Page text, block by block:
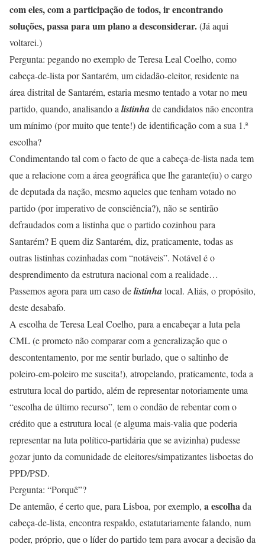
com eles, com a participação de todos, ir encontrando
soluções, passa para um plano a desconsiderar.(Já aqui
voltarei.)
Pergunta: pegando no exemplo de Teresa Leal Coelho, como
cabeça-de-lista por Santarém, um cidadão-eleitor, residente na
área distrital de Santarém, estaria mesmo tentado a votar no meu
partido, quando, analisando a listinhade candidatos não encontra
um mínimo (por muito que tente!) de identificação com a sua 1.ª
escolha?
Condimentando tal com o facto de que a cabeça-de-lista nada tem
que a relacione com a área geográfica que lhe garante(iu) o cargo
de deputada da nação, mesmo aqueles que tenham votado no
partido (por imperativo de consciência?), não se sentirão
defraudados com a listinha que o partido cozinhou para
Santarém? E quem diz Santarém, diz, praticamente, todas as
outras listinhas cozinhadas com “notáveis”. Notável é o
desprendimento da estrutura nacional com a realidade…
Passemos agora para um caso delistinhalocal. Aliás, o propósito,
deste desabafo.
A escolha de Teresa Leal Coelho, para a encabeçar a luta pela
CML (e prometo não comparar com a generalização que o
descontentamento, por me sentir burlado, que o saltinho de
poleiro-em-poleiro me suscita!), atropelando, praticamente, toda a
estrutura local do partido, além de representar notoriamente uma
“escolha de último recurso”, tem o condão de rebentar com o
crédito que a estrutura local (e alguma mais-valia que poderia
representar na luta político-partidária que se avizinha) pudesse
gozar junto da comunidade de eleitores/simpatizantes lisboetas do
PPD/PSD.
Pergunta: “Porquê”?
De antemão, é certo que, para Lisboa, por exemplo, a escolhada
cabeça-de-lista, encontra respaldo, estatutariamente falando, num
poder, próprio, que o líder do partido tem para avocar a decisão da